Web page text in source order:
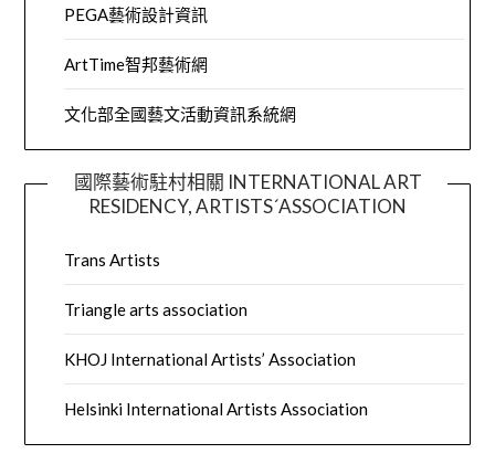
PEGA藝術設計資訊
ArtTime智邦藝術網
文化部全國藝文活動資訊系統網
國際藝術駐村相關 INTERNATIONAL ART
RESIDENCY, ARTISTS´ASSOCIATION
Trans Artists
Triangle arts association
KHOJ International Artists’ Association
Helsinki International Artists Association